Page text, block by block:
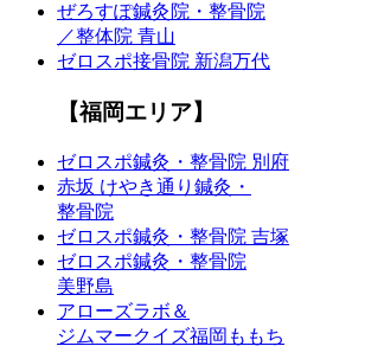
ぜろすぽ鍼灸院・整骨院
／整体院 青山
ゼロスポ接骨院 新潟万代
【福岡エリア】
ゼロスポ鍼灸・整骨院 別府
赤坂 けやき通り鍼灸・
整骨院
ゼロスポ鍼灸・整骨院 吉塚
ゼロスポ鍼灸・整骨院
美野島
アローズラボ＆
ジムマークイズ福岡ももち